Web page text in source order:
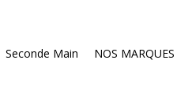
Seconde Main NOS MARQUES